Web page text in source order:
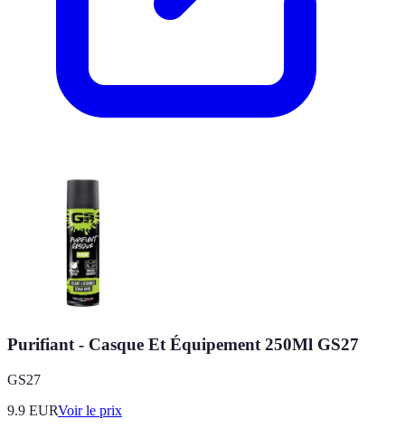
Purifiant - Casque Et Équipement 250Ml GS27
GS27
9.9 EURVoir le prix